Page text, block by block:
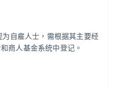
自雇人士，需根据其主要经
商人基金系统中登记。